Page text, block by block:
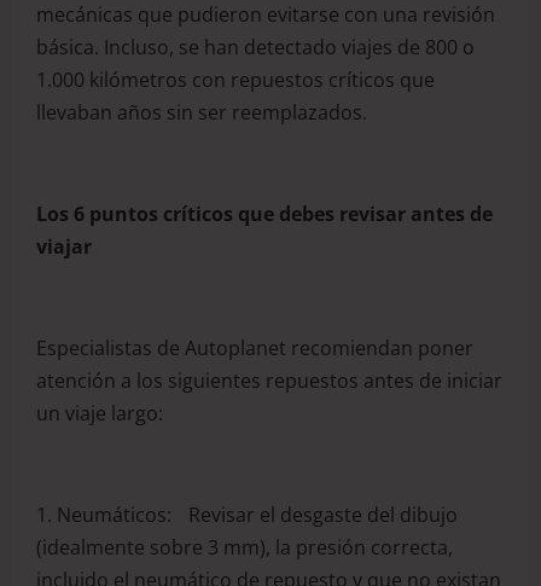
mecánicas que pudieron evitarse con una revisión
básica. Incluso, se han detectado viajes de 800 o
1.000 kilómetros con repuestos críticos que
llevaban años sin ser reemplazados.
Los 6 puntos críticos que debes revisar antes de
viajar
Especialistas de Autoplanet recomiendan poner
atención a los siguientes repuestos antes de iniciar
un viaje largo:
1. Neumáticos: Revisar el desgaste del dibujo
(idealmente sobre 3 mm), la presión correcta,
incluido el neumático de repuesto y que no existan